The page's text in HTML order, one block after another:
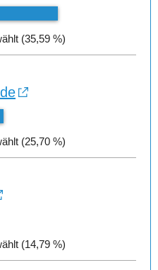
(35,59 %)
(25,70 %)
(14,79 %)